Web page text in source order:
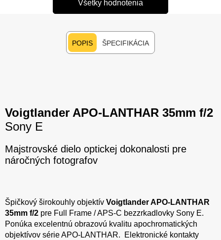
Všetky hodnotenia
POPIS ŠPECIFIKÁCIA
Voigtlander APO-LANTHAR 35mm f/2
Sony E
Majstrovské dielo optickej dokonalosti pre
náročných fotografov
Špičkový širokouhly objektív Voigtlander APO-LANTHAR
35mm f/2 pre Full Frame / APS-C bezzrkadlovky Sony E.
Ponúka excelentnú obrazovú kvalitu apochromatických
objektívov série APO-LANTHAR. Elektronické kontakty